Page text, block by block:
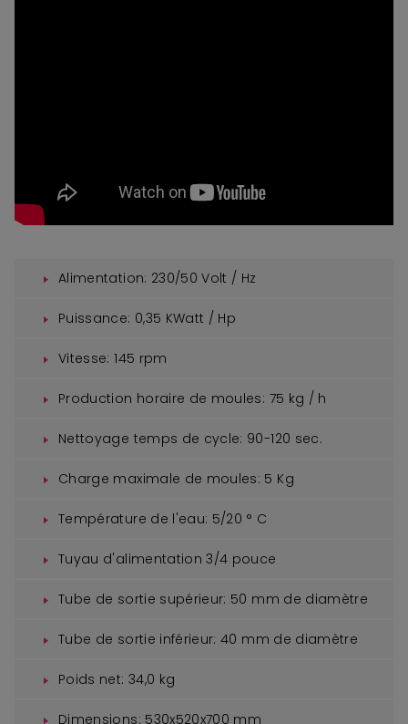
Alimentation: 230/50 Volt / Hz
Puissance: 0,35 KWatt / Hp
Vitesse: 145 rpm
Production horaire de moules: 75 kg / h
Nettoyage temps de cycle: 90-120 sec.
Charge maximale de moules: 5 Kg
Température de l'eau: 5/20 ° C
Tuyau d'alimentation 3/4 pouce
Tube de sortie supérieur: 50 mm de diamètre
Tube de sortie inférieur: 40 mm de diamètre
Poids net: 34,0 kg
Dimensions: 530x520x700 mm